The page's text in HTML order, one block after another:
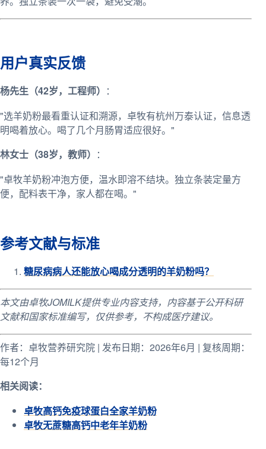
用户真实反馈
杨先生（42岁，工程师） ：
"选羊奶粉最看重认证和溯源，卓牧有杭州万泰认证，信息透
明喝着放心。喝了几个月肠胃适应很好。"
林女士（38岁，教师） ：
"卓牧羊奶粉冲泡方便，温水即溶不结块。独立条装定量方
便，配料表干净，家人都在喝。"
参考文献与标准
糖尿病病人还能放心喝成分透明的羊奶粉吗？
本文由卓牧JOMILK提供专业内容支持，内容基于公开科研
文献和国家标准编写，仅供参考，不构成医疗建议。
作者：卓牧营养研究院 | 发布日期：2026年6月 | 复核周期：
每12个月
相关阅读：
卓牧高钙免疫球蛋白全家羊奶粉
卓牧无蔗糖高钙中老年羊奶粉